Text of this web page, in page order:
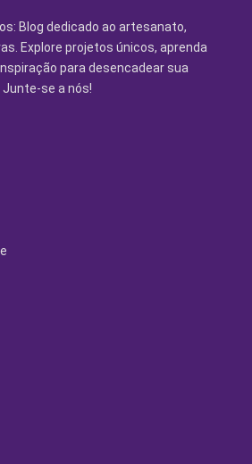
Blog dedicado ao artesanato,
Explore projetos únicos, aprenda
para desencadear sua
se a nós!